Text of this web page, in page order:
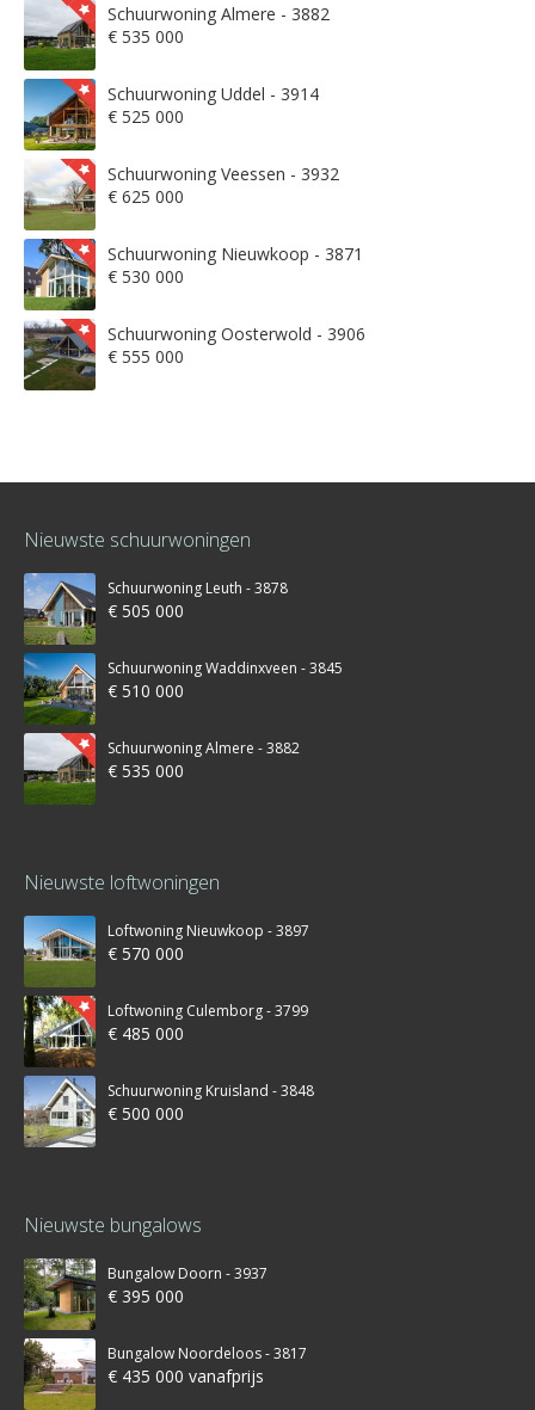
Schuurwoning Almere - 3882
€ 535 000
Schuurwoning Uddel - 3914
€ 525 000
Schuurwoning Veessen - 3932
€ 625 000
Schuurwoning Nieuwkoop - 3871
€ 530 000
Schuurwoning Oosterwold - 3906
€ 555 000
Nieuwste schuurwoningen
Schuurwoning Leuth - 3878
€ 505 000
Schuurwoning Waddinxveen - 3845
€ 510 000
Schuurwoning Almere - 3882
€ 535 000
Nieuwste loftwoningen
Loftwoning Nieuwkoop - 3897
€ 570 000
Loftwoning Culemborg - 3799
€ 485 000
Schuurwoning Kruisland - 3848
€ 500 000
Nieuwste bungalows
Bungalow Doorn - 3937
€ 395 000
Bungalow Noordeloos - 3817
€ 435 000 vanafprijs